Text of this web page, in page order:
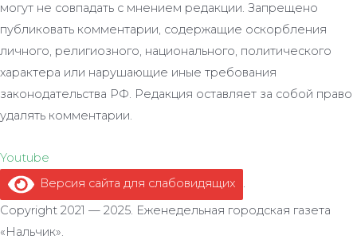
могут не совпадать с мнением редакции. Запрещено
публиковать комментарии, содержащие оскорбления
личного, религиозного, национального, политического
характера или нарушающие иные требования
законодательства РФ. Редакция оставляет за собой право
удалять комментарии.
Youtube
Версия сайта для слабовидящих
.
Copyright 2021 — 2025. Еженедельная городская газета
«Нальчик».